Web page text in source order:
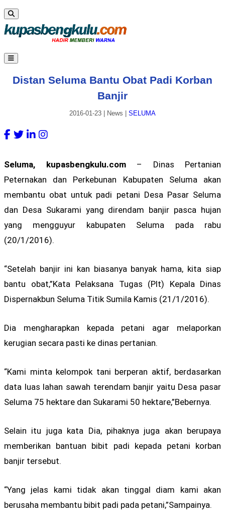
Distan Seluma Bantu Obat Padi Korban
Banjir
2016-01-23 News SELUMA
Seluma, kupasbengkulu.com– Dinas Pertanian
Peternakan dan Perkebunan Kabupaten Seluma akan
membantu obat untuk padi petani Desa Pasar Seluma
dan Desa Sukarami yang direndam banjir pasca hujan
yang mengguyur kabupaten Seluma pada rabu
(20/1/2016).
“Setelah banjir ini kan biasanya banyak hama, kita siap
bantu obat,”Kata Pelaksana Tugas (Plt) Kepala Dinas
Dispernakbun Seluma Titik Sumila Kamis (21/1/2016).
Dia mengharapkan kepada petani agar melaporkan
kerugian secara pasti ke dinas pertanian.
“Kami minta kelompok tani berperan aktif, berdasarkan
data luas lahan sawah terendam banjir yaitu Desa pasar
Seluma 75 hektare dan Sukarami 50 hektare,”Bebernya.
Selain itu juga kata Dia, pihaknya juga akan berupaya
memberikan bantuan bibit padi kepada petani korban
banjir tersebut.
“Yang jelas kami tidak akan tinggal diam kami akan
berusaha membantu bibit padi pada petani,”Sampainya.